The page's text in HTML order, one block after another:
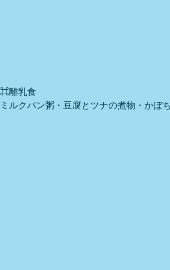
⌘離乳食
ミルクパン粥・豆腐とツナの煮物・かぼ